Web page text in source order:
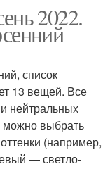
2022.
список
13 вещей. Все
нейтральных
можно выбрать
(например,
— светло-